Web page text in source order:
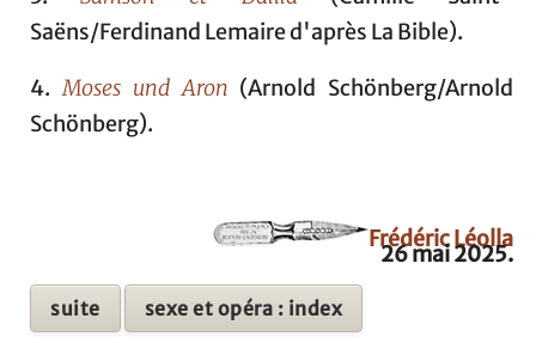
Saëns/Ferdinand Lemaire d'après La Bible).
4.Moses und Aron (Arnold Schönberg/Arnold
Schönberg).
Frédéric Léolla
26 mai 2025.
suite sexe et opéra : index